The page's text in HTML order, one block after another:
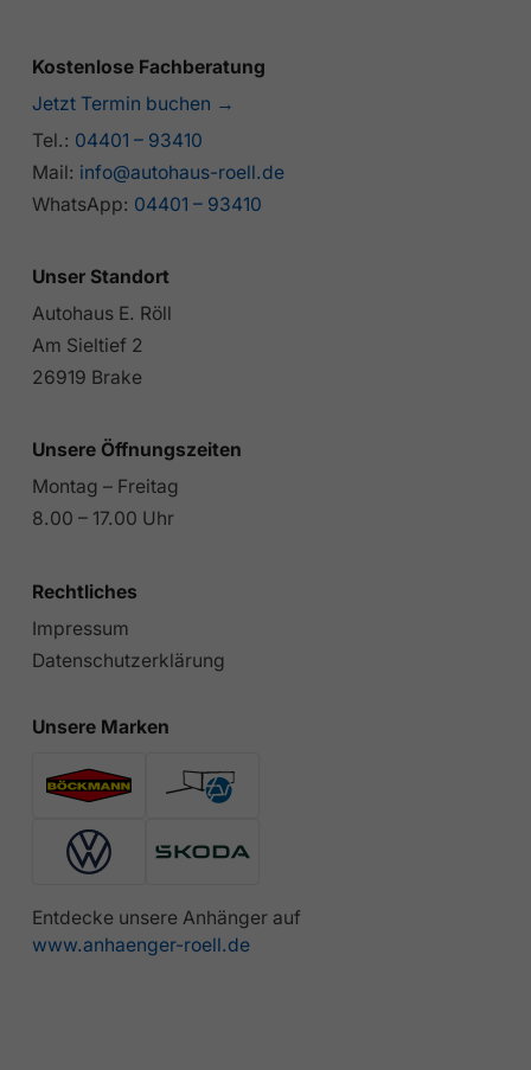
Kostenlose Fachberatung
Jetzt Termin buchen →
Tel.: 04401 – 93410
Mail: info@autohaus-roell.de
WhatsApp: 04401 – 93410
Unser Standort
Autohaus E. Röll
Am Sieltief 2
26919 Brake
Unsere Öffnungszeiten
Montag – Freitag
8.00 – 17.00 Uhr
Rechtliches
Impressum
Datenschutzerklärung
Unsere Marken
Entdecke unsere Anhänger auf
www.anhaenger-roell.de